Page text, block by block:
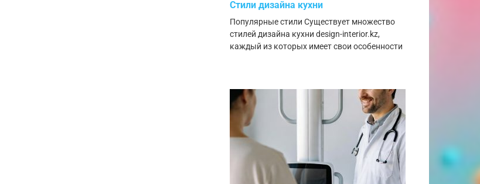
Стили дизайна кухни
Популярные стили Существует множество
стилей дизайна кухни design-interior.kz,
каждый из которых имеет свои особенности